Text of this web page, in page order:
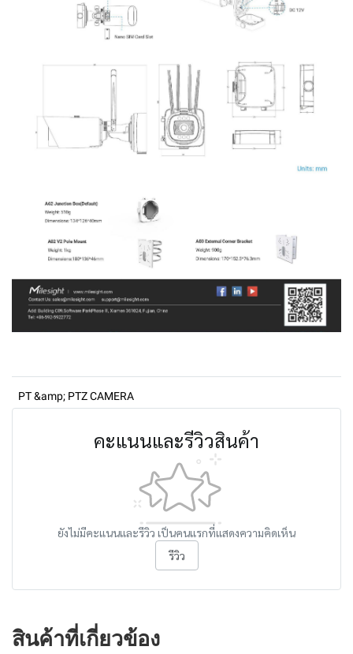
PT &amp; PTZ CAMERA
คะแนนและรีวิวสินค้า
ยังไม่มีคะแนนและรีวิว เป็นคนแรกที่แสดงความคิดเห็น
รีวิว
สินค้าที่เกี่ยวข้อง